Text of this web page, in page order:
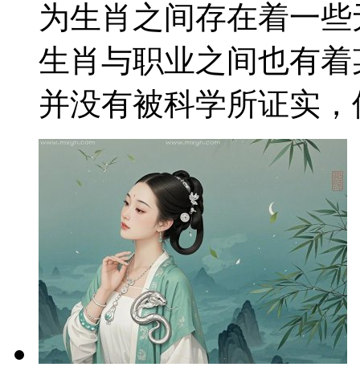
为生肖之间存在着一
生肖与职业之间也有
并没有被科学所证实